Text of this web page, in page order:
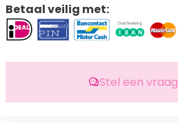
Betaal veilig met:
Stel een vraag